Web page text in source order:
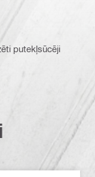
putekļsūcēji